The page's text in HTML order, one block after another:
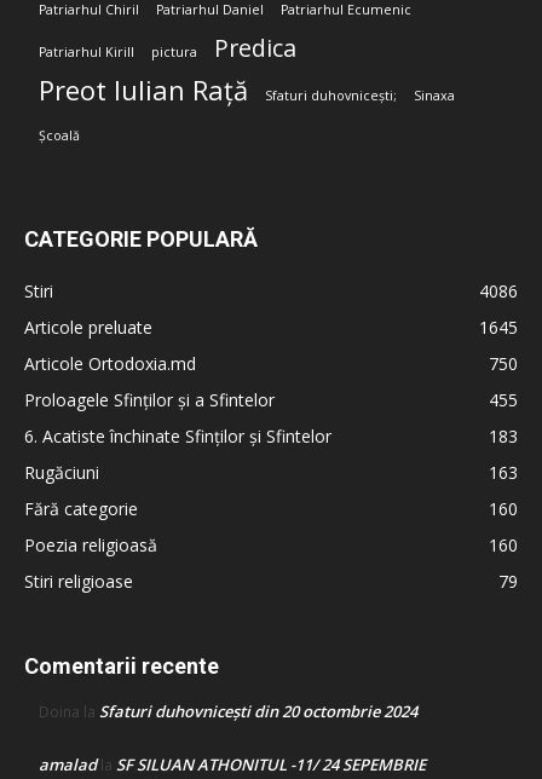
Patriarhul Chiril Patriarhul Daniel Patriarhul Ecumenic
Patriarhul Kirill pictura Predica
Preot Iulian Rață Sfaturi duhovnicești; Sinaxa
Școală
CATEGORIE POPULARĂ
Stiri
4086
Articole preluate
1645
Articole Ortodoxia.md
750
Proloagele Sfinților și a Sfintelor
455
6. Acatiste închinate Sfinților și Sfintelor
183
Rugăciuni
163
Fără categorie
160
Poezia religioasă
160
Stiri religioase
79
Comentarii recente
Doina la Sfaturi duhovnicești din 20 octombrie 2024
amaladla SF SILUAN ATHONITUL -11/ 24 SEPEMBRIE